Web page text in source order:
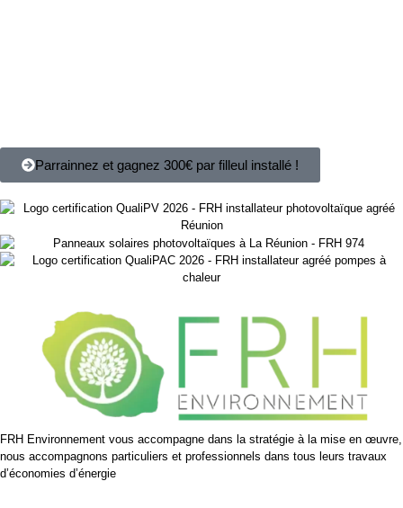
Parrainnez et gagnez 300€ par filleul installé !
FRH Environnement vous accompagne dans la stratégie à la mise en œuvre,
nous accompagnons particuliers et professionnels dans tous leurs travaux
d’économies d’énergie